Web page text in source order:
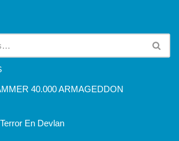
40.000 ARMAGEDDON
En Devlan